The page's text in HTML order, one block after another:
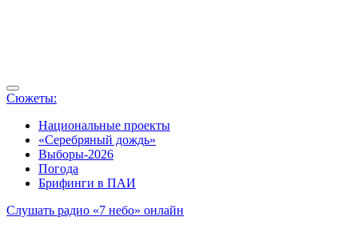
Сюжеты:
Национальные проекты
«Серебряный дождь»
Выборы-2026
Погода
Брифинги в ПАИ
Слушать радио «7 небо» онлайн